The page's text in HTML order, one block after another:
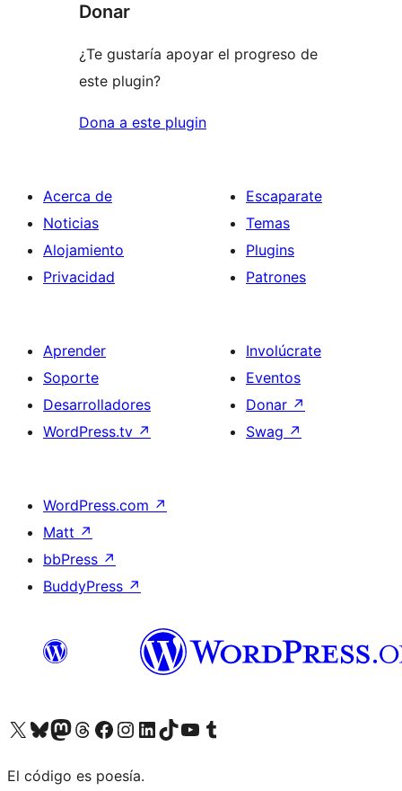
Donar
¿Te gustaría apoyar el progreso de
este plugin?
Dona a este plugin
Acerca de
Noticias
Alojamiento
Privacidad
Escaparate
Temas
Plugins
Patrones
Aprender
Soporte
Desarrolladores
WordPress.tv ↗
Involúcrate
Eventos
Donar ↗
Swag ↗
WordPress.com ↗
Matt ↗
bbPress ↗
BuddyPress ↗
Visita nuestra cuenta de X (anteriormente Twitter)
Visita nuestra cuenta de Bluesky
Visita nuestra cuenta de Mastodon
Visita nuestra cuenta de Threads
Visita nuestra página de Facebook
Visita nuestra cuenta de Instagram
Visita nuestra cuenta de LinkedIn
Visita nuestra cuenta de TikTok
Visita nuestro canal de YouTube
Visita nuestra cuenta de Tumblr
El código es poesía.